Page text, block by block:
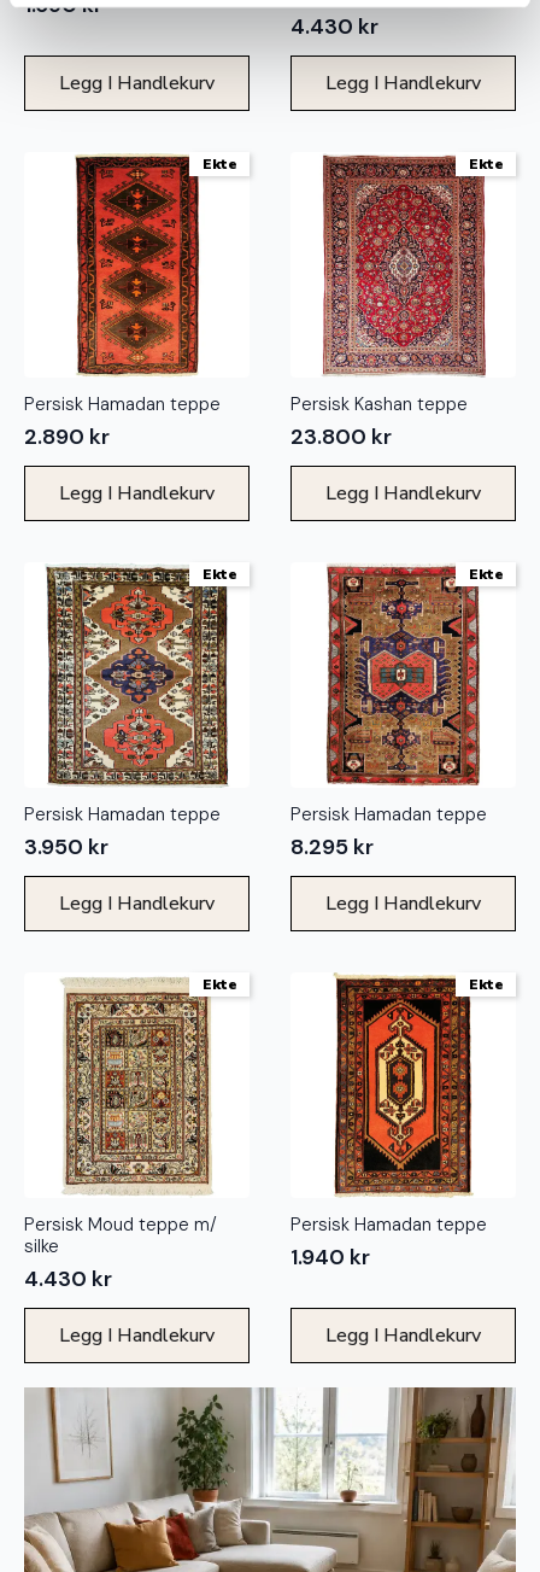
Legg I Handlekurv
4.430 kr
Legg I Handlekurv
Ekte
Persisk Hamadan teppe
2.890 kr
Legg I Handlekurv
Ekte
Persisk Kashan teppe
23.800 kr
Legg I Handlekurv
Ekte
Persisk Hamadan teppe
3.950 kr
Legg I Handlekurv
Ekte
Persisk Hamadan teppe
8.295 kr
Legg I Handlekurv
Ekte
Persisk Moud teppe m/
silke
4.430 kr
Legg I Handlekurv
Ekte
Persisk Hamadan teppe
1.940 kr
Legg I Handlekurv